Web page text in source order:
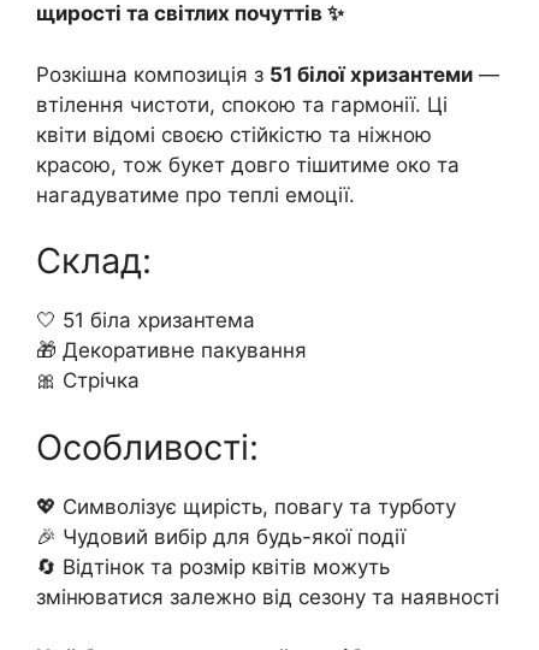
щирості та світлих почуттів ✨
Розкішна композиція з 51 білої хризантеми —
втілення чистоти, спокою та гармонії. Ці
квіти відомі своєю стійкістю та ніжною
красою, тож букет довго тішитиме око та
нагадуватиме про теплі емоції.
Склад:
🤍 51 біла хризантема
🎁 Декоративне пакування
🎀 Стрічка
Особливості:
💖 Символізує щирість, повагу та турботу
🎉 Чудовий вибір для будь-якої події
🔄 Відтінок та розмір квітів можуть
змінюватися залежно від сезону та наявності